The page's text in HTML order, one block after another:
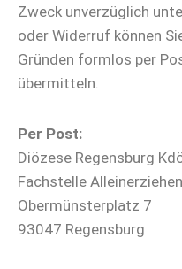
Zweck unverzüglich
oder Widerruf können
Gründen formlos per
übermitteln.
Per Post:
Diözese Regensburg
Fachstelle
Obermünsterplatz 7
93047 Regensburg